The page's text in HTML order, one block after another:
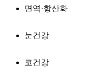
면역·항산화
눈건강
코건강